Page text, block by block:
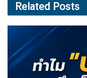
Related Posts